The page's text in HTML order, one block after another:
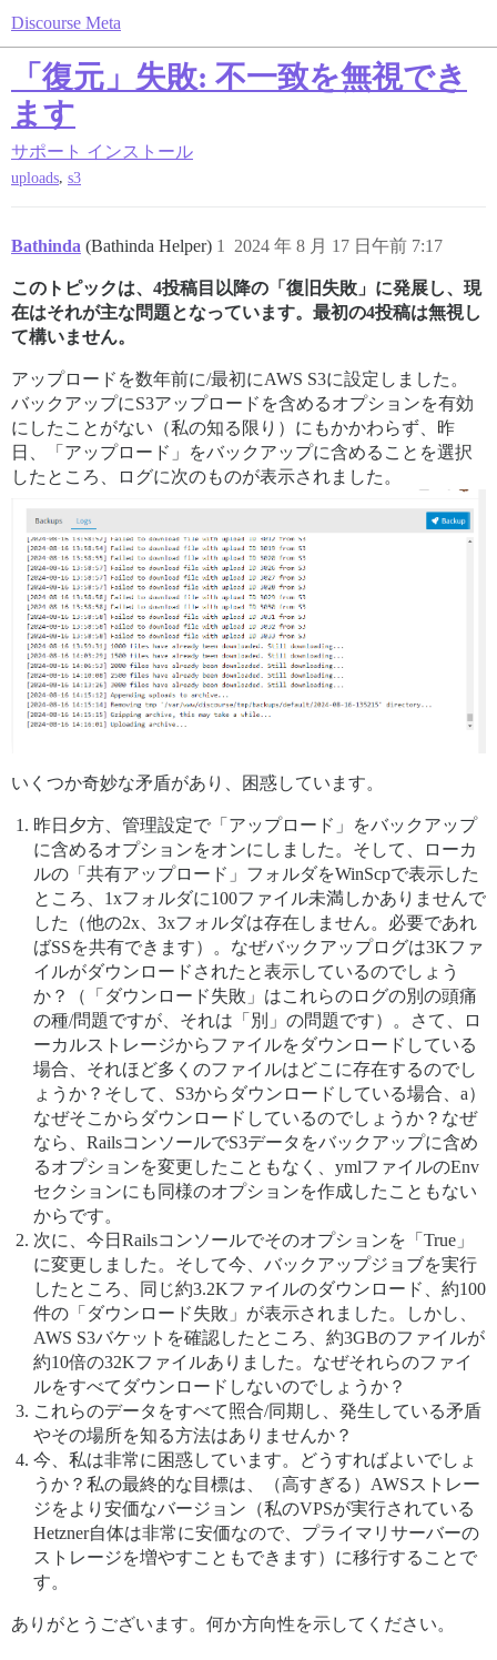
Discourse Meta
「復元」失敗: 不一致を無視でき
ます
サポート インストール
uploads, s3
Bathinda (Bathinda Helper) 2024 年 8 月 17 日午前 7:17
1
このトピックは、4投稿目以降の「復旧失敗」に発展し、現
在はそれが主な問題となっています。最初の4投稿は無視し
て構いません。
アップロードを数年前に/最初にAWS S3に設定しました。
バックアップにS3アップロードを含めるオプションを有効
にしたことがない（私の知る限り）にもかかわらず、昨
日、「アップロード」をバックアップに含めることを選択
したところ、ログに次のものが表示されました。
いくつか奇妙な矛盾があり、困惑しています。
昨日夕方、管理設定で「アップロード」をバックアップ
に含めるオプションをオンにしました。そして、ローカ
ルの「共有アップロード」フォルダをWinScpで表示した
ところ、1xフォルダに100ファイル未満しかありませんで
した（他の2x、3xフォルダは存在しません。必要であれ
ばSSを共有できます）。なぜバックアップログは3Kファ
イルがダウンロードされたと表示しているのでしょう
か？（「ダウンロード失敗」はこれらのログの別の頭痛
の種/問題ですが、それは「別」の問題です）。さて、ロ
ーカルストレージからファイルをダウンロードしている
場合、それほど多くのファイルはどこに存在するのでし
ょうか？そして、S3からダウンロードしている場合、a）
なぜそこからダウンロードしているのでしょうか？なぜ
なら、RailsコンソールでS3データをバックアップに含め
るオプションを変更したこともなく、ymlファイルのEnv
セクションにも同様のオプションを作成したこともない
からです。
次に、今日Railsコンソールでそのオプションを「True」
に変更しました。そして今、バックアップジョブを実行
したところ、同じ約3.2Kファイルのダウンロード、約100
件の「ダウンロード失敗」が表示されました。しかし、
AWS S3バケットを確認したところ、約3GBのファイルが
約10倍の32Kファイルありました。なぜそれらのファイ
ルをすべてダウンロードしないのでしょうか？
これらのデータをすべて照合/同期し、発生している矛盾
やその場所を知る方法はありませんか？
今、私は非常に困惑しています。どうすればよいでしょ
うか？私の最終的な目標は、（高すぎる）AWSストレー
ジをより安価なバージョン（私のVPSが実行されている
Hetzner自体は非常に安価なので、プライマリサーバーの
ストレージを増やすこともできます）に移行することで
す。
ありがとうございます。何か方向性を示してください。